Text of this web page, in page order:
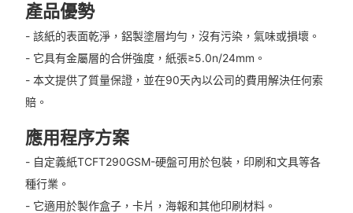
產品優勢
- 該紙的表面乾淨，鋁製塗層均勻，沒有污染，氣味或損壞。
- 它具有金屬層的合併強度，紙張≥5.0n/24mm。
- 本文提供了質量保證，並在90天內以公司的費用解決任何索
賠。
應用程序方案
- 自定義紙TCFT290GSM-硬盤可用於包裝，印刷和文具等各
種行業。
- 它適用於製作盒子，卡片，海報和其他印刷材料。